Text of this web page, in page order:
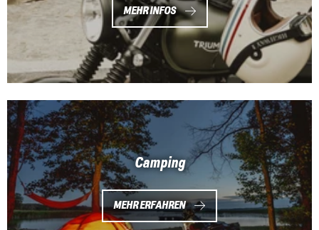
MEHR INFOS
Camping
MEHR ERFAHREN